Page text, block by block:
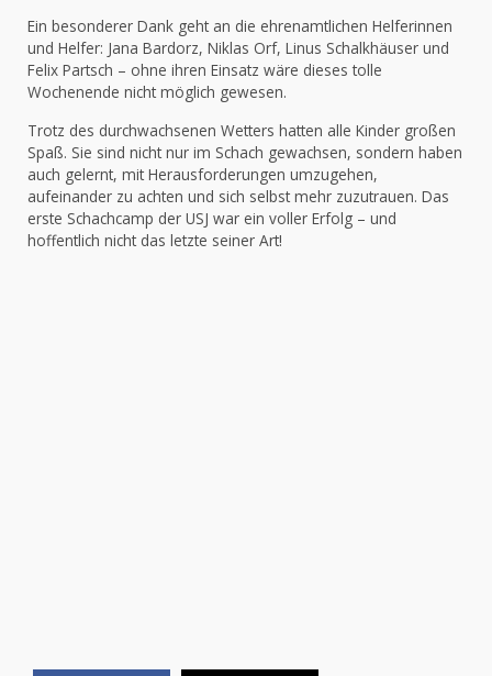
Ein besonderer Dank geht an die ehrenamtlichen Helferinnen
und Helfer: Jana Bardorz, Niklas Orf, Linus Schalkhäuser und
Felix Partsch – ohne ihren Einsatz wäre dieses tolle
Wochenende nicht möglich gewesen.
Trotz des durchwachsenen Wetters hatten alle Kinder großen
Spaß. Sie sind nicht nur im Schach gewachsen, sondern haben
auch gelernt, mit Herausforderungen umzugehen,
aufeinander zu achten und sich selbst mehr zuzutrauen. Das
erste Schachcamp der USJ war ein voller Erfolg – und
hoffentlich nicht das letzte seiner Art!